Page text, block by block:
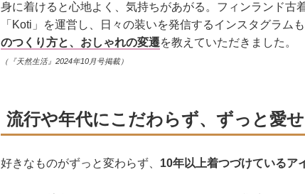
身に着けると心地よく、気持ちがあがる。フィンランド古
「Koti」を運営し、日々の装いを発信するインスタグラム
のつくり方と、おしゃれの変遷を教えていただきました。
（『天然生活』2024年10月号掲載）
流行や年代にこだわらず、ずっと愛
好きなものがずっと変わらず、 10年以上着つづけているア